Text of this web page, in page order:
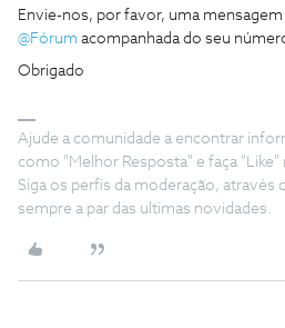
Envie-nos, por favor, uma mensagem
@Fórum acompanhada do seu
Obrigado
Ajude a comunidade a encontrar
como "Melhor Resposta" e faça
Siga os perfis da moderação, através
sempre a par das ultimas novidades.